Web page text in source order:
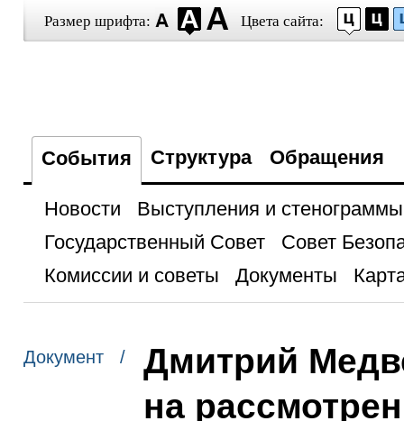
Размер шрифта: Цвета сайта:
События Структура Обращения
Новости
Выступления и стенограммы
Государственный Совет
Совет
Комиссии и советы
Документы
Документ /
Дмитрий
на